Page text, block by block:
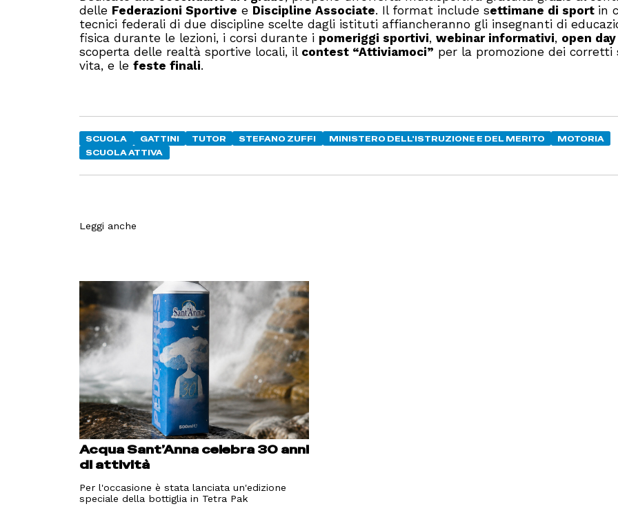
delle Federazioni Sportive e Discipline Associate. Il format include settimane di sport in
tecnici federali di due discipline scelte dagli istituti affiancheranno gli insegnanti di
fisica durante le lezioni, i corsi durante i pomeriggi sportivi,webinar informativi, open
scoperta delle realtà sportive locali, il contest “Attiviamoci” per la promozione dei corretti
vita, e lefeste finali.
SCUOLA GATTINI TUTOR STEFANO ZUFFI MINISTERO DELL'ISTRUZIONE E DEL MERITO
MOTORIA
SCUOLA ATTIVA
Leggi anche
Acqua Sant’Anna celebra 30 anni
di attività
Per l'occasione è stata lanciata un'edizione
speciale della bottiglia in Tetra Pak